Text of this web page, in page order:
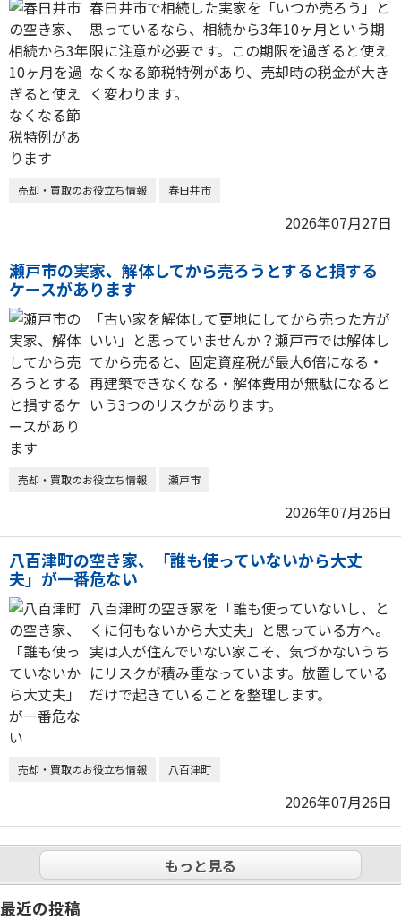
春日井市で相続した実家を「いつか売ろう」と
思っているなら、相続から3年10ヶ月という期
限に注意が必要です。この期限を過ぎると使え
なくなる節税特例があり、売却時の税金が大き
く変わります。
売却・買取のお役立ち情報 春日井市
2026年07月27日
瀬戸市の実家、解体してから売ろうとすると損する
ケースがあります
「古い家を解体して更地にしてから売った方が
いい」と思っていませんか？瀬戸市では解体し
てから売ると、固定資産税が最大6倍になる・
再建築できなくなる・解体費用が無駄になると
いう3つのリスクがあります。
売却・買取のお役立ち情報 瀬戸市
2026年07月26日
八百津町の空き家、「誰も使っていないから大丈
夫」が一番危ない
八百津町の空き家を「誰も使っていないし、と
くに何もないから大丈夫」と思っている方へ。
実は人が住んでいない家こそ、気づかないうち
にリスクが積み重なっています。放置している
だけで起きていることを整理します。
売却・買取のお役立ち情報 八百津町
2026年07月26日
もっと見る
最近の投稿